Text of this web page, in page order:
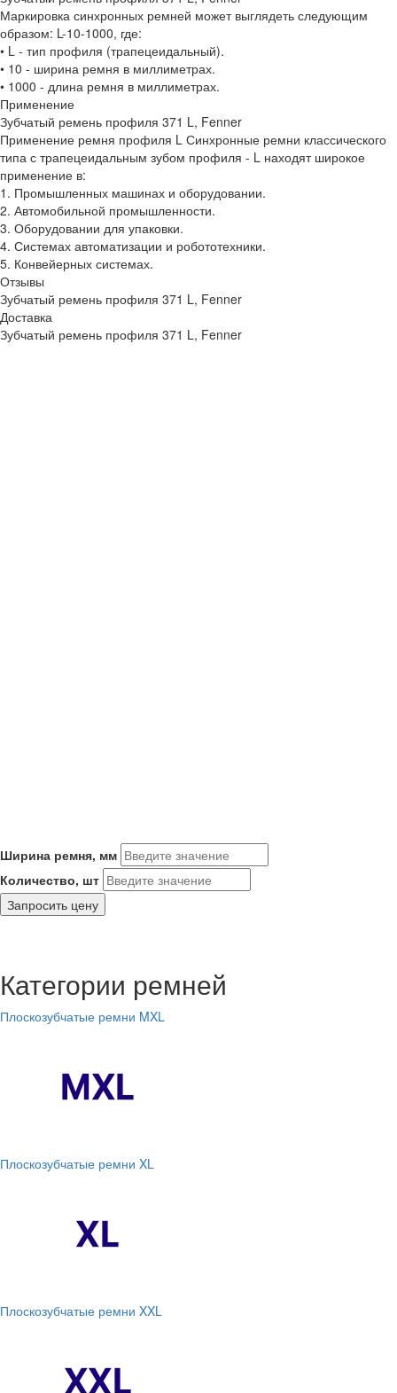
Маркировка синхронных ремней может выглядеть следующим
образом: L-10-1000, где:
• L - тип профиля (трапецеидальный).
• 10 - ширина ремня в миллиметрах.
• 1000 - длина ремня в миллиметрах.
Применение
Зубчатый ремень профиля 371 L, Fenner
Применение ремня профиля L Синхронные ремни классического
типа с трапецеидальным зубом профиля - L находят широкое
применение в:
1. Промышленных машинах и оборудовании.
2. Автомобильной промышленности.
3. Оборудовании для упаковки.
4. Системах автоматизации и робототехники.
5. Конвейерных системах.
Отзывы
Зубчатый ремень профиля 371 L, Fenner
Доставка
Зубчатый ремень профиля 371 L, Fenner
Ширина ремня, мм
Количество, шт
Запросить цену
Категории ремней
Плоскозубчатые ремни MXL
Плоскозубчатые ремни XL
Плоскозубчатые ремни XXL